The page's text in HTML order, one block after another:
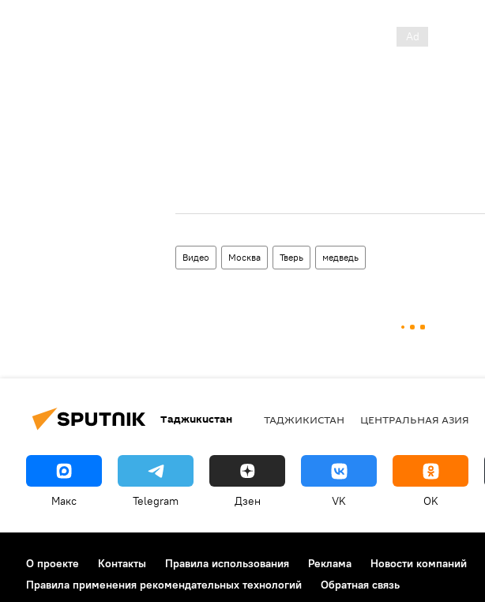
Видео Москва Тверь медведь
Таджикистан ТАДЖИКИСТАН ЦЕНТРАЛЬНАЯ АЗИЯ
Макс Telegram Дзен VK OK
О проекте Контакты Правила использования Реклама Новости компаний
Правила применения рекомендательных технологий
Обратная связь